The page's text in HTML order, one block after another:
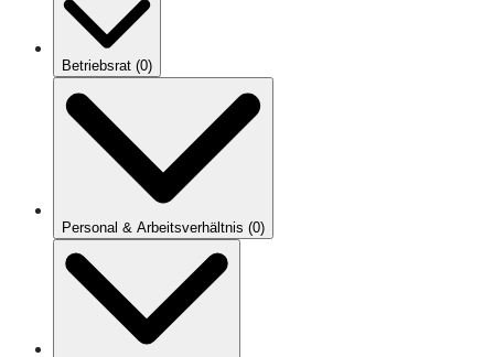
Betriebsrat (0)
Personal & Arbeitsverhältnis (0)